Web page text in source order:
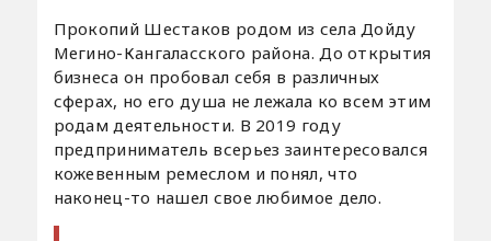
Прокопий Шестаков родом из села Дойду
Мегино-Кангаласского района. До открытия
бизнеса он пробовал себя в различных
сферах, но его душа не лежала ко всем этим
родам деятельности. В 2019 году
предприниматель всерьез заинтересовался
кожевенным ремеслом и понял, что
наконец-то нашел свое любимое дело.